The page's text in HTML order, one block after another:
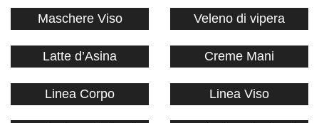
Maschere Viso Veleno di vipera
Latte d’Asina Creme Mani
Linea Corpo Linea Viso